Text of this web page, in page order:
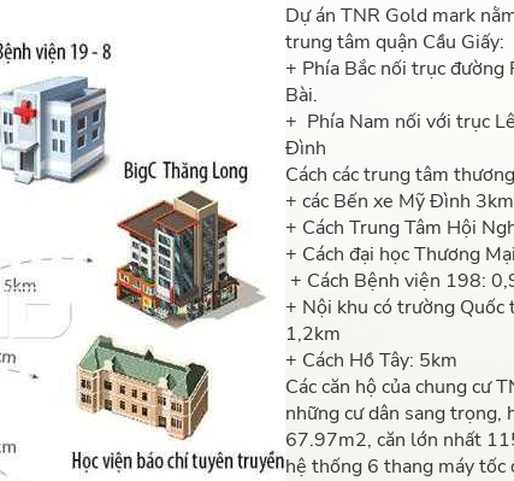
Dự án TNR Gold mark
trung tâm quận Cầu Giấy:
+ Phía Bắc nối trục
Bài.
+ Phía Nam nối với trục
Đình
Cách các trung tâm
+ các Bến xe Mỹ Đình 3km
+ Cách Trung Tâm Hội
+ Cách đại học Thương
+ Cách Bệnh viện 198:
+ Nội khu có trường
1,2km
+ Cách Hồ Tây: 5km
Các căn hộ của chung cư
những cư dân sang trọng,
67.97m2, căn lớn nhất
hệ thống 6 thang máy tốc